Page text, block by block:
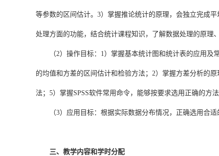
等参数的区间估计。3）掌握推论统计的原理，会独立完成
处理方面的功能，结合统计课程知识，了解数据处理的原理
（2）操作目标：1）掌握基本统计图和统计表的应用
的均值和方差的区间估计和检验方法；2）掌握方差分析的
法；5）掌握SPSS软件常用命令，能够按要求选用正确的方
（3）应用目标：根据实际数据分布情况，正确选用合
三、教学内容和学时分配